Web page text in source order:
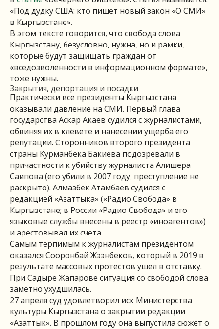
«Под дудку США: кто пишет новый закон «О СМИ»
в Кыргызстане».
В этом тексте говорится, что свобода слова
Кыргызстану, безусловно, нужна, но и рамки,
которые будут защищать граждан от
«вседозволенности в информационном формате»,
тоже нужны.
Закрытия, депортация и посадки
Практически все президенты Кыргызстана
оказывали давление на СМИ. Первый глава
государства Аскар Акаев судился с журналистами,
обвиняя их в клевете и нанесении ущерба его
репутации. Сторонников второго президента
страны Курманбека Бакиева подозревали в
причастности к убийству журналиста Алишера
Саипова (его убили в 2007 году, преступление не
раскрыто). Алмазбек Атамбаев судился с
редакцией «Азаттыка» («Радио Свобода» в
Кыргызстане; в России «Радио Свобода» и его
языковые службы внесены в реестр «иноагентов»)
и арестовывал их счета.
Самым терпимым к журналистам президентом
оказался Сооронбай Жээнбеков, который в 2019 в
результате массовых протестов ушел в отставку.
При Садыре Жапарове ситуация со свободой слова
заметно ухудшилась.
27 апреля суд удовлетворил иск Министерства
культуры Кыргызстана о закрытии редакции
«Азаттык». В прошлом году она выпустила сюжет о